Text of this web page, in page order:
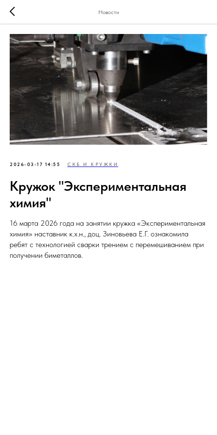
Новости
2026-03-17 14:55 СКБ И КРУЖКИ
Кружок "Экспериментальная
химия"
16 марта 2026 года на занятии кружка «Экспериментальная
химия» наставник к.х.н., доц. Зиновьева Е.Г. ознакомила
ребят с технологией сварки трением с перемешиванием при
получении биметаллов.